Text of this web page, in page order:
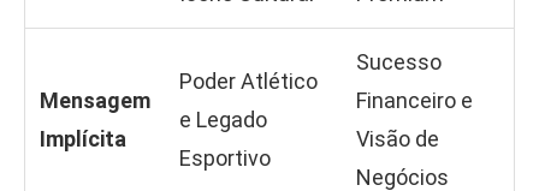
Mensagem
Implícita
Poder Atlético
e Legado
Esportivo
Sucesso
Financeiro e
Visão de
Negócios